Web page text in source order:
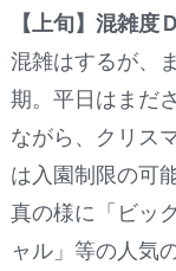
【上旬】混雑度Ｄ
混雑はするが、
期。平日はまだ
ながら、クリス
は入園制限の可
真の様に「ビッ
ャル」等の人気